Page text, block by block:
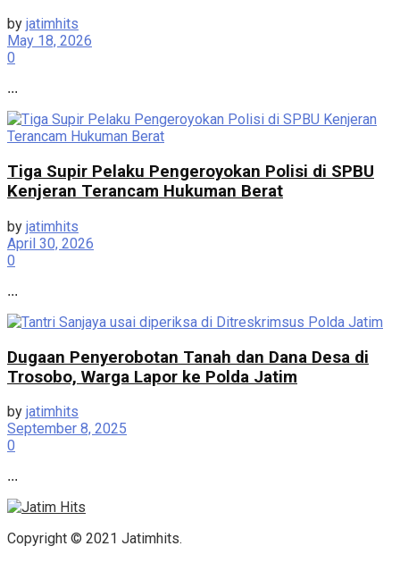
by jatimhits
May 18, 2026
0
...
Tiga Supir Pelaku Pengeroyokan Polisi di SPBU
Kenjeran Terancam Hukuman Berat
by jatimhits
April 30, 2026
0
...
Dugaan Penyerobotan Tanah dan Dana Desa di
Trosobo, Warga Lapor ke Polda Jatim
by jatimhits
September 8, 2025
0
...
Copyright © 2021 Jatimhits.